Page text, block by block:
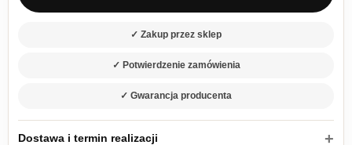
✓ Zakup przez sklep
✓ Potwierdzenie zamówienia
✓ Gwarancja producenta
Dostawa i termin realizacji